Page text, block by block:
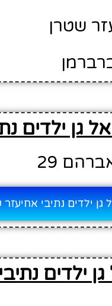
שטרן
גן ילדים
29
גן ילדים נתיבי
ילדים